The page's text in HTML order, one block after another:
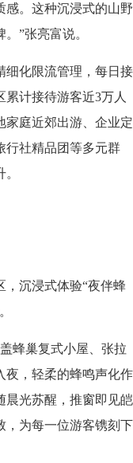
感。这种沉浸式的山野
”张亮富说。
细化限流管理，每日接
计接待游客近3万人
庭近郊出游、企业定
行社精品团等多元群
，沉浸式体验“夜伴蜂
蜂巢复式小屋、张拉
夜，轻柔的蜂鸣声化作
晨光苏醒，推窗即见皑
，为每一位游客镌刻下